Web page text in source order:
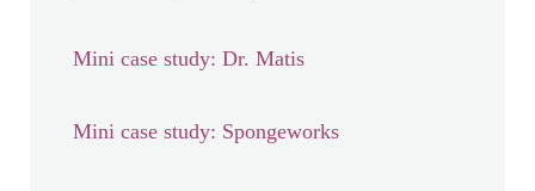
Mini case study: Dr. Matis
Mini case study: Spongeworks